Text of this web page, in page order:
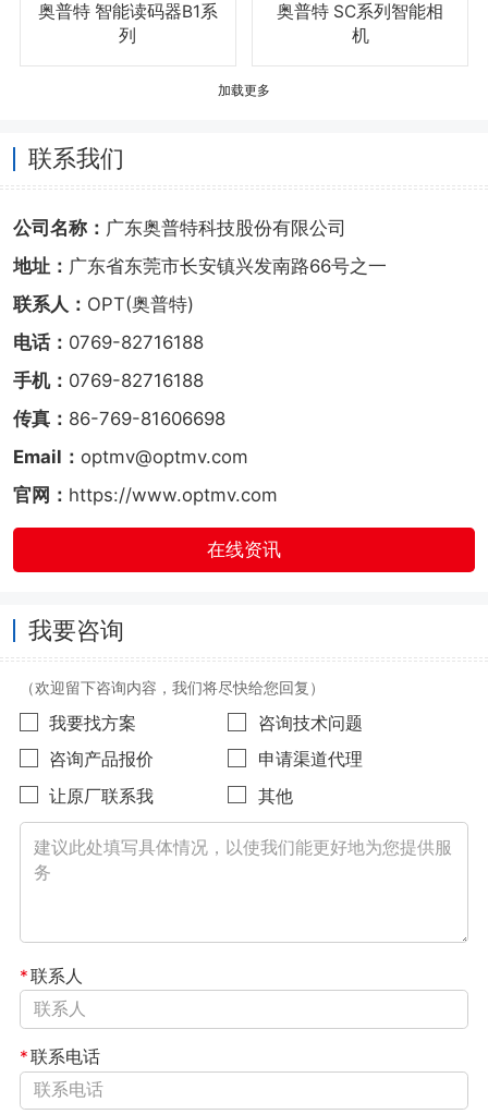
奥普特 智能读码器B1系
列
奥普特 SC系列智能相
机
加载更多
联系我们
公司名称： 广东奥普特科技股份有限公司
地址： 广东省东莞市长安镇兴发南路66号之一
联系人： OPT(奥普特)
电话： 0769-82716188
手机： 0769-82716188
传真： 86-769-81606698
Email： optmv@optmv.com
官网： https://www.optmv.com
在线资讯
我要咨询
（欢迎留下咨询内容，我们将尽快给您回复）
我要找方案
咨询技术问题
咨询产品报价
申请渠道代理
让原厂联系我
其他
*联系人
*联系电话